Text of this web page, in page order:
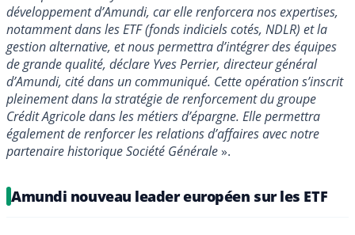
développement d’Amundi, car elle renforcera nos expertises,
notamment dans les ETF (fonds indiciels cotés, NDLR) et la
gestion alternative, et nous permettra d’intégrer des équipes
de grande qualité, déclare Yves Perrier, directeur général
d’Amundi, cité dans un communiqué. Cette opération s’inscrit
pleinement dans la stratégie de renforcement du groupe
Crédit Agricole dans les métiers d’épargne. Elle permettra
également de renforcer les relations d’affaires avec notre
partenaire historique Société Générale».
Amundi nouveau leader européen sur les ETF